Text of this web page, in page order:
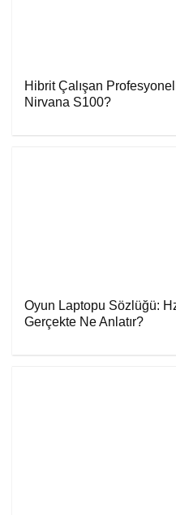
Hibrit Çalışan
Nirvana S100?
Oyun Laptopu Sözlüğü:
Gerçekte Ne Anlatır?